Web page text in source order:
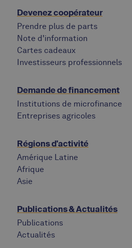
Devenez coopérateur
Prendre plus de parts
Note d'information
Cartes cadeaux
Investisseurs professionnels
Demande de financement
Institutions de microfinance
Entreprises agricoles
Régions d'activité
Amérique Latine
Afrique
Asie
Publications & Actualités
Publications
Actualités